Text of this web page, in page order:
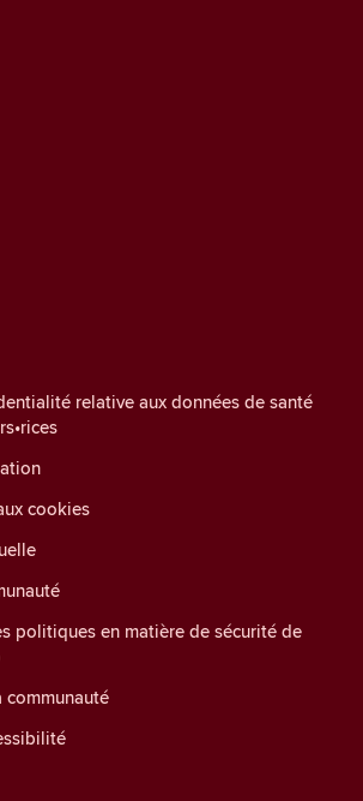
relative aux données de santé
cookies
politiques en matière de sécurité de
communauté